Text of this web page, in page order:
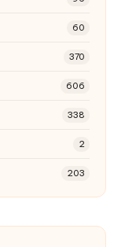
60
370
606
338
2
203